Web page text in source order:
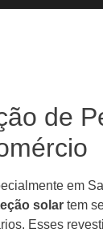
de
em
solar tem
Esses